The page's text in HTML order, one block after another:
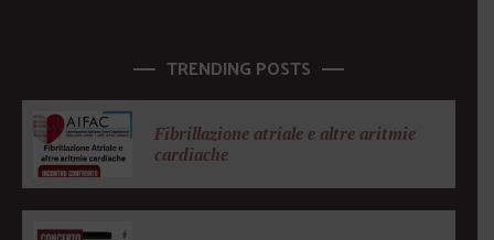
TRENDING POSTS
Fibrillazione atriale e altre aritmie
cardiache